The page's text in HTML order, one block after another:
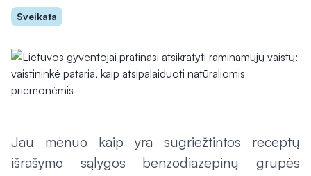
Sveikata
Jau mėnuo kaip yra sugriežtintos receptų
išrašymo sąlygos benzodiazepinų grupės